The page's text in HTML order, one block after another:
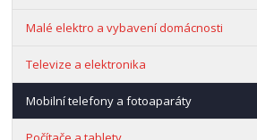
Malé elektro a vybavení domácnosti
Televize a elektronika
Mobilní telefony a fotoaparáty